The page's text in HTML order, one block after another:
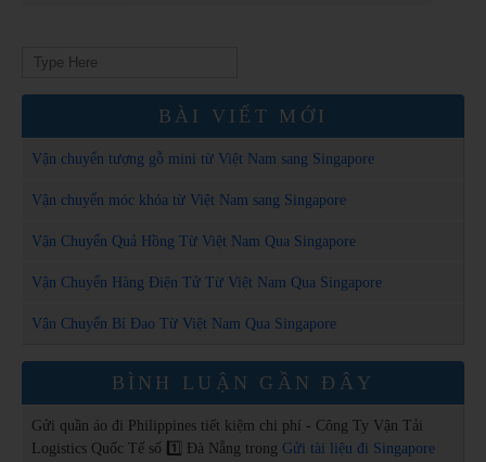
Search
BÀI VIẾT MỚI
Vận chuyển tượng gỗ mini từ Việt Nam sang Singapore
Vận chuyển móc khóa từ Việt Nam sang Singapore
Vận Chuyển Quả Hồng Từ Việt Nam Qua Singapore
Vận Chuyển Hàng Điện Tử Từ Việt Nam Qua Singapore
Vận Chuyển Bí Đao Từ Việt Nam Qua Singapore
BÌNH LUẬN GẦN ĐÂY
Gửi quần áo đi Philippines tiết kiệm chi phí - Công Ty Vận Tải
Logistics Quốc Tế số 1️⃣ Đà Nẵng trong Gửi tài liệu đi Singapore